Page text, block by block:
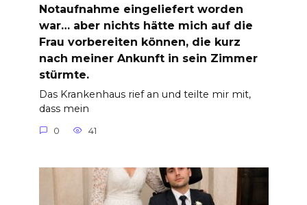
Notaufnahme eingeliefert worden
war… aber nichts hätte mich auf die
Frau vorbereiten können, die kurz
nach meiner Ankunft in sein Zimmer
stürmte.
Das Krankenhaus rief an und teilte mir mit,
dass mein
0 41